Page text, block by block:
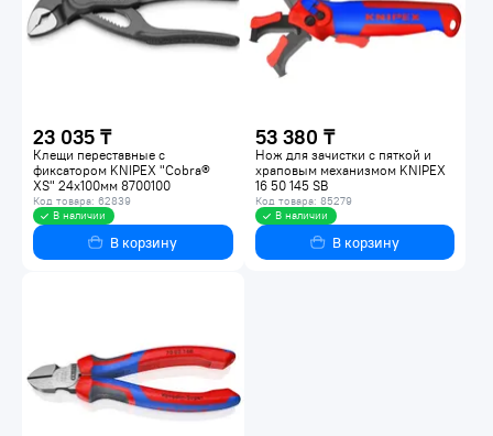
23 035 ₸
Клещи переставные с
фиксатором KNIPEX "Cobra®
XS" 24х100мм 8700100
Код товара: 62839
В наличии
В корзину
53 380 ₸
Нож для зачистки с пяткой и
храповым механизмом KNIPEX
16 50 145 SB
Код товара: 85279
В наличии
В корзину